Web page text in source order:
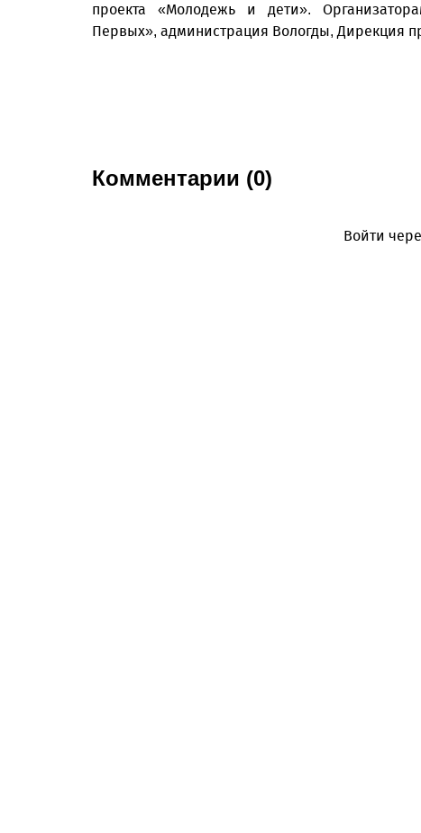
проекта «Молодежь и дети».
Первых», администрация Вологды, Дирекция
Комментарии (0)
Войти